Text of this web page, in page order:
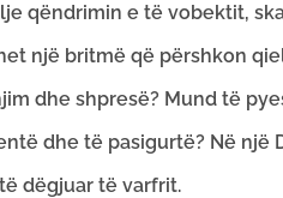
qëndrimin e të vobektit,
një britmë që përshkon
dhe shpresë? Mund të
dhe të pasigurtë? Në
dëgjuar të varfrit.